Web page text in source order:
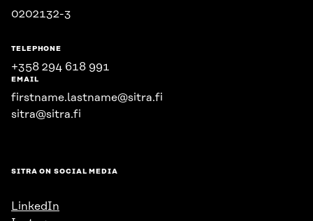
0202132-3
TELEPHONE
+358 294 618 991
EMAIL
firstname.lastname@sitra.fi
sitra@sitra.fi
SITRA ON SOCIAL MEDIA
LinkedIn